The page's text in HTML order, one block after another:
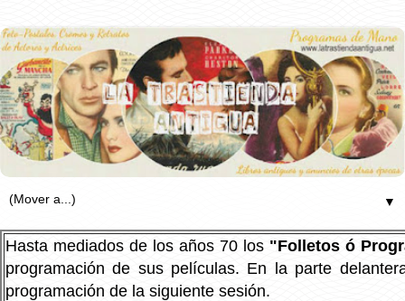
▼
Hasta mediados de los años 70 los "Folletos ó
programación de sus películas. En la parte
programación de la siguiente sesión.